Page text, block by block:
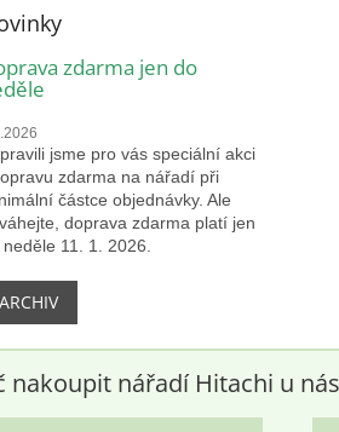
zdarma jen do
jsme pro vás speciální akci
zdarma na nářadí při
částce objednávky. Ale
doprava zdarma platí jen
11. 1. 2026.
ARCHIV
nakoupit nářadí Hitachi u nás